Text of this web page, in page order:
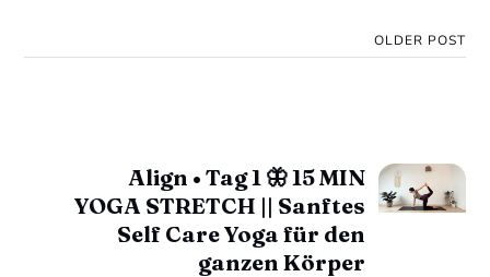
OLDER POST
Align • Tag 1 🦋 15 MIN
YOGA STRETCH || Sanftes
Self Care Yoga für den
ganzen Körper